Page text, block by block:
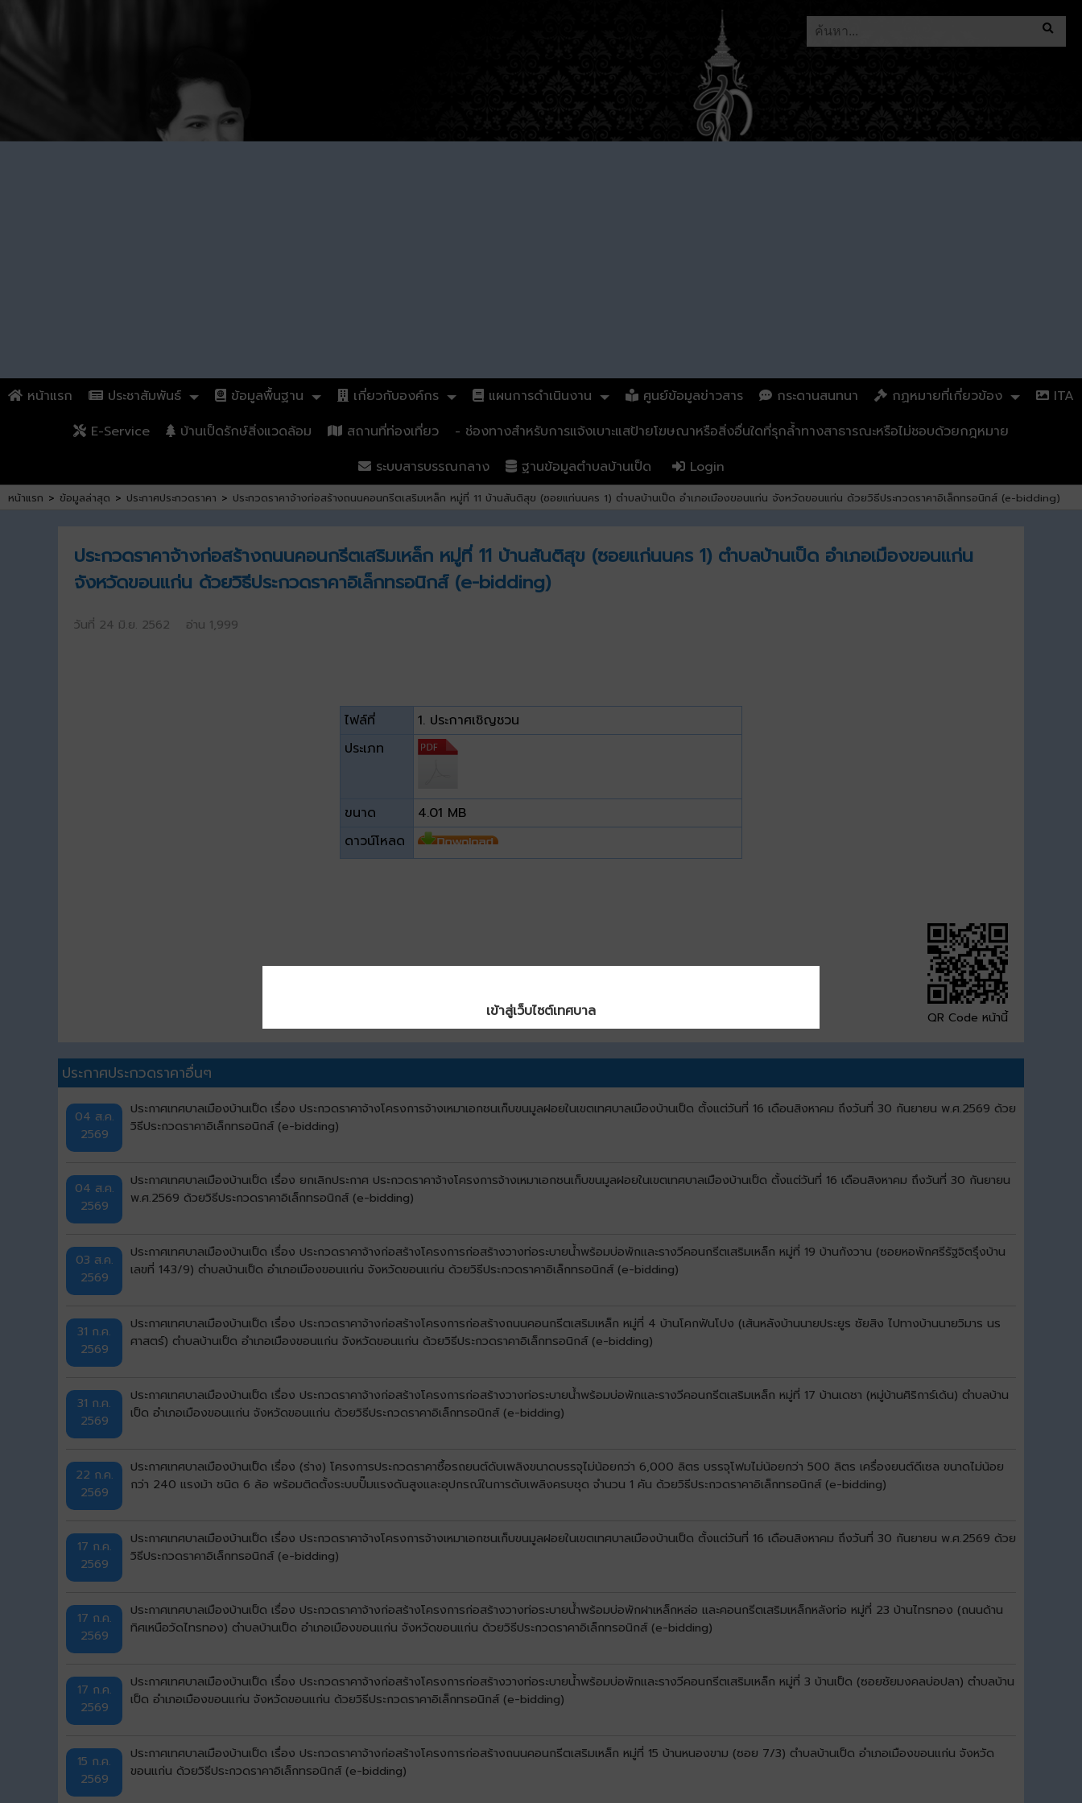
หน้าแรก ประชาสัมพันธ์ ข้อมูลพื้นฐาน เกี่ยวกับองค์กร แผนการดำเนินงาน ศูนย์ข้อมูลข่าวสาร กระดานสนทนา กฏหมายที่เกี่ยวข้อง
ITA
E-Service
บ้านเป็ดรักษ์สิ่งแวดล้อม สถานที่ท่องเที่ยว
- ช่องทางสำหรับการแจ้งเบาะแสป้ายโฆษณาหรือสิ่งอื่นใดที่รุกล้ำทางสาธารณะหรือไม่ชอบด้วยกฎหมาย
ระบบสารบรรณกลาง
ฐานข้อมูลตำบลบ้านเป็ด Login
หน้าแรก > ข้อมูลล่าสุด > ประกาศประกวดราคา > ประกวดราคาจ้างก่อสร้างถนนคอนกรีตเสริมเหล็ก หมู่ที่ 11 บ้านสันติสุข (ซอยแก่นนคร 1) ตำบลบ้านเป็ด อำเภอเมืองขอนแก่น จังหวัดขอนแก่น ด้วยวิธีประกวดราคาอิเล็กทรอนิกส์ (e-bidding)
ประกวดราคาจ้างก่อสร้างถนนคอนกรีตเสริมเหล็ก หมู่ที่ 11 บ้านสันติสุข (ซอยแก่นนคร 1) ตำบลบ้านเป็ด อำเภอเมืองขอนแก่น
จังหวัดขอนแก่น ด้วยวิธีประกวดราคาอิเล็กทรอนิกส์ (e-bidding)
วันที่ 24 มิ.ย. 2562 อ่าน 1,999
ไฟล์ที่
1. ประกาศเชิญชวน
ประเภท
ขนาด
4.01 MB
ดาวน์โหลด
QR Code หน้านี้
ประกาศประกวดราคาอื่นๆ
04 ส.ค.
2569
ประกาศเทศบาลเมืองบ้านเป็ด เรื่อง ประกวดราคาจ้างโครงการจ้างเหมาเอกชนเก็บขนมูลฝอยในเขตเทศบาลเมืองบ้านเป็ด ตั้งแต่วันที่ 16 เดือนสิงหาคม ถึงวันที่ 30 กันยายน พ.ศ.2569 ด้วย
วิธีประกวดราคาอิเล็กทรอนิกส์ (e-bidding)
04 ส.ค.
2569
ประกาศเทศบาลเมืองบ้านเป็ด เรื่อง ยกเลิกประกาศ ประกวดราคาจ้างโครงการจ้างเหมาเอกชนเก็บขนมูลฝอยในเขตเทศบาลเมืองบ้านเป็ด ตั้งแต่วันที่ 16 เดือนสิงหาคม ถึงวันที่ 30 กันยายน
พ.ศ.2569 ด้วยวิธีประกวดราคาอิเล็กทรอนิกส์ (e-bidding)
03 ส.ค.
2569
ประกาศเทศบาลเมืองบ้านเป็ด เรื่อง ประกวดราคาจ้างก่อสร้างโครงการก่อสร้างวางท่อระบายน้ำพร้อมบ่อพักและรางวีคอนกรีตเสริมเหล็ก หมู่ที่ 19 บ้านกังวาน (ซอยหอพักศรีรัฐจิตรุึงบ้าน
เลขที่ 143/9) ตำบลบ้านเป็ด อำเภอเมืองขอนแก่น จังหวัดขอนแก่น ด้วยวิธีประกวดราคาอิเล็กทรอนิกส์ (e-bidding)
31 ก.ค.
2569
ประกาศเทศบาลเมืองบ้านเป็ด เรื่อง ประกวดราคาจ้างก่อสร้างโครงการก่อสร้างถนนคอนกรีตเสริมเหล็ก หมู่ที่ 4 บ้านโคกฟันโปง (เส้นหลังบ้านนายประยูร ชัยสิง ไปทางบ้านนายวิมาร นร
ศาสตร์) ตำบลบ้านเป็ด อำเภอเมืองขอนแก่น จังหวัดขอนแก่น ด้วยวิธีประกวดราคาอิเล็กทรอนิกส์ (e-bidding)
31 ก.ค.
2569
ประกาศเทศบาลเมืองบ้านเป็ด เรื่อง ประกวดราคาจ้างก่อสร้างโครงการก่อสร้างวางท่อระบายน้ำพร้อมบ่อพักและรางวีคอนกรีตเสริมเหล็ก หมู่ที่ 17 บ้านเดชา (หมู่บ้านศิริการ์เด้น) ตำบลบ้าน
เป็ด อำเภอเมืองขอนแก่น จังหวัดขอนแก่น ด้วยวิธีประกวดราคาอิเล็กทรอนิกส์ (e-bidding)
22 ก.ค.
2569
ประกาศเทศบาลเมืองบ้านเป็ด เรื่อง (ร่าง) โครงการประกวดราคาซื้อรถยนต์ดับเพลิงขนาดบรรจุไม่น้อยกว่า 6,000 ลิตร บรรจุโฟมไม่น้อยกว่า 500 ลิตร เครื่องยนต์ดีเซล ขนาดไม่น้อย
กว่า 240 แรงม้า ชนิด 6 ล้อ พร้อมติดตั้งระบบปั๊มแรงดันสูงและอุปกรณ์ในการดับเพลิงครบชุด จำนวน 1 คัน ด้วยวิธีประกวดราคาอิเล็กทรอนิกส์ (e-bidding)
17 ก.ค.
2569
ประกาศเทศบาลเมืองบ้านเป็ด เรื่อง ประกวดราคาจ้างโครงการจ้างเหมาเอกชนเก็บขนมูลฝอยในเขตเทศบาลเมืองบ้านเป็ด ตั้งแต่วันที่ 16 เดือนสิงหาคม ถึงวันที่ 30 กันยายน พ.ศ.2569 ด้วย
วิธีประกวดราคาอิเล็กทรอนิกส์ (e-bidding)
17 ก.ค.
2569
ประกาศเทศบาลเมืองบ้านเป็ด เรื่อง ประกวดราคาจ้างก่อสร้างโครงการก่อสร้างวางท่อระบายน้ำพร้อมบ่อพักฝาเหล็กหล่อ และคอนกรีตเสริมเหล็กหลังท่อ หมู่ที่ 23 บ้านไทรทอง (ถนนด้าน
ทิศเหนือวัดไทรทอง) ตำบลบ้านเป็ด อำเภอเมืองขอนแก่น จังหวัดขอนแก่น ด้วยวิธีประกวดราคาอิเล็กทรอนิกส์ (e-bidding)
17 ก.ค.
2569
ประกาศเทศบาลเมืองบ้านเป็ด เรื่อง ประกวดราคาจ้างก่อสร้างโครงการก่อสร้างวางท่อระบายน้ำพร้อมบ่อพักและรางวีคอนกรีตเสริมเหล็ก หมู่ที่ 3 บ้านเป็ด (ซอยชัยมงคลบ่อปลา) ตำบลบ้าน
เป็ด อำเภอเมืองขอนแก่น จังหวัดขอนแก่น ด้วยวิธีประกวดราคาอิเล็กทรอนิกส์ (e-bidding)
15 ก.ค.
2569
ประกาศเทศบาลเมืองบ้านเป็ด เรื่อง ประกวดราคาจ้างก่อสร้างโครงการก่อสร้างถนนคอนกรีตเสริมเหล็ก หมู่ที่ 15 บ้านหนองขาม (ซอย 7/3) ตำบลบ้านเป็ด อำเภอเมืองขอนแก่น จังหวัด
ขอนแก่น ด้วยวิธีประกวดราคาอิเล็กทรอนิกส์ (e-bidding)
เข้าสู่เว็บไซต์เทศบาล